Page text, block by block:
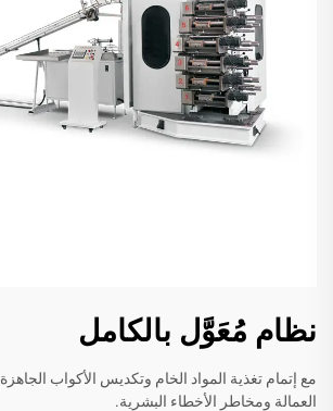
نظام مُعَوَّل بالكامل
مع إتمام تغذية المواد الخام وتكديس الأكواب
العمالة ومخاطر الأخطاء البشرية.